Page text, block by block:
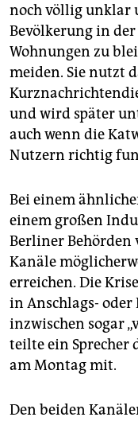
noch völlig unklar
Bevölkerung in
Wohnungen zu
meiden. Sie nutzt
und wird später
auch wenn die
Nutzern richtig
Bei einem
einem großen
Berliner Behörden
Kanäle
erreichen. Die
in Anschlags-
inzwischen sogar
teilte ein Sprecher
am Montag mit.
Den beiden